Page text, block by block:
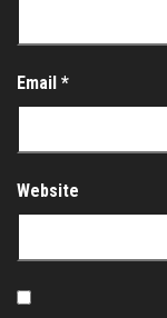
Email *
Website